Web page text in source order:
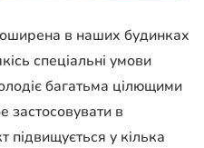
в наших будинках
спеціальні умови
багатьма цілющими
застосовувати в
підвищується у кілька